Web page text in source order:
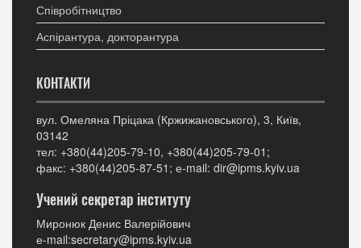
Співробітництво
Аспірантура, докторантура
КОНТАКТИ
вул. Омеляна Пріцака (Кржижановського), 3, Київ,
03142
тел: +380(44)205-79-10, +380(44)205-79-01;
факс: +380(44)205-87-51; е-mail: dir@ipms.kyiv.ua
Учений секретар інституту
Миронюк Денис Валерійович
е-mail:secretary@ipms.kyiv.ua